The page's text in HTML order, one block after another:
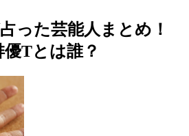
った芸能人まとめ！
Tとは誰？